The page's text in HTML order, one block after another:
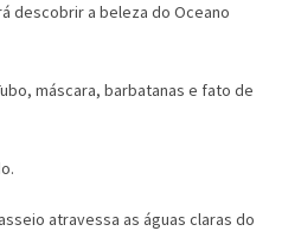
descobrir a beleza do Oceano
máscara, barbatanas e fato de
atravessa as águas claras do